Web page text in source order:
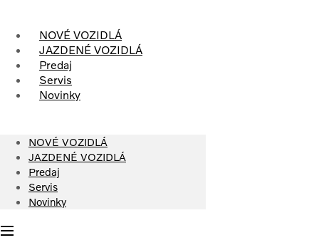
contentNOVÉ VOZIDLÁ
JAZDENÉ VOZIDLÁ
Predaj
Servis
Novinky
NOVÉ VOZIDLÁ
JAZDENÉ VOZIDLÁ
Predaj
Servis
Novinky